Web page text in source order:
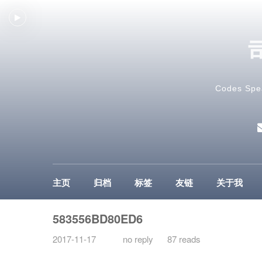
Codes
主页 归档 标签 友链 关于我
583556BD80ED6
2017-11-17 no reply 87 reads